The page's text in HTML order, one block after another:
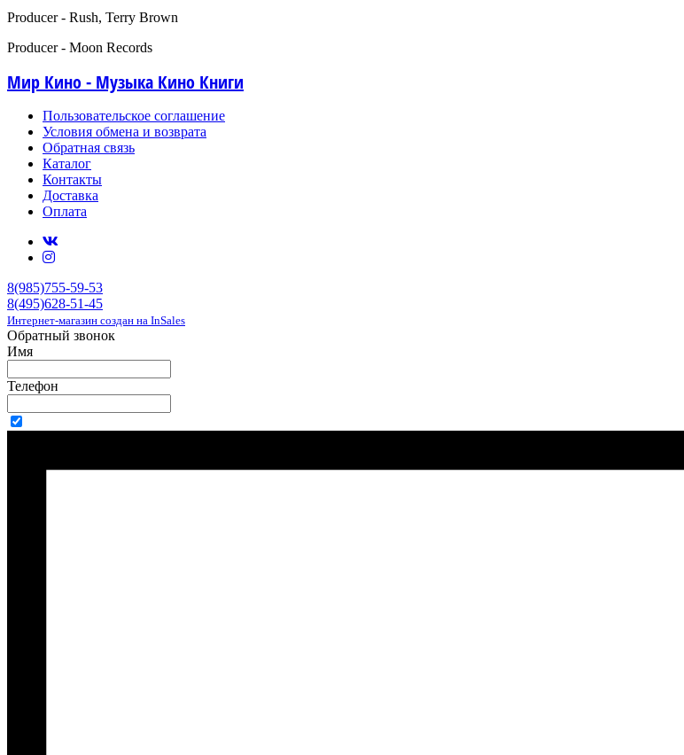
Producer - Rush, Terry Brown
Producer - Moon Records
Мир Кино - Музыка Кино Книги
Пользовательское соглашение
Условия обмена и возврата
Обратная связь
Каталог
Контакты
Доставка
Оплата
8(985)755-59-53
8(495)628-51-45
Интернет-магазин создан на InSales
Обратный звонок
Имя
Телефон